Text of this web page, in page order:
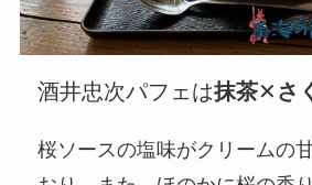
酒井忠次パフェは抹茶✕ さ
桜ソースの塩味がクリームの